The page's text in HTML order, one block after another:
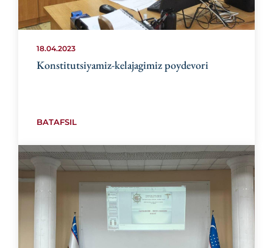
18.04.2023
Konstitutsiyamiz-kelajagimiz poydevori
BATAFSIL